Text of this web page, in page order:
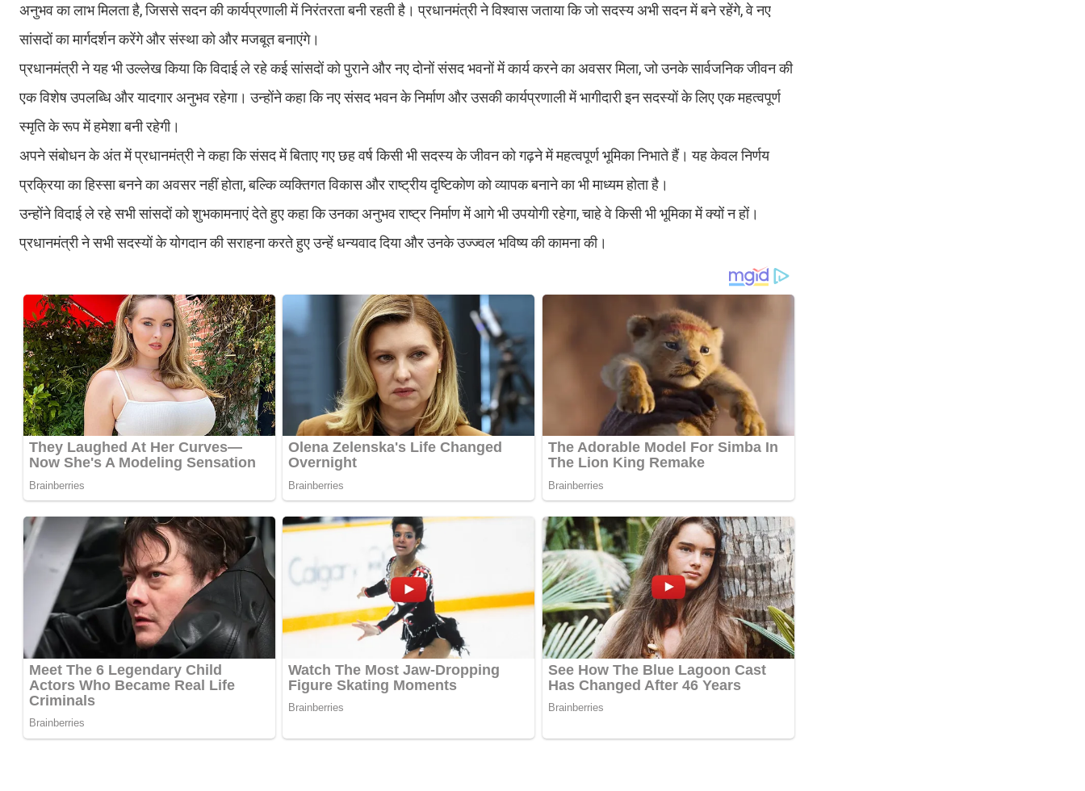
अनुभव का लाभ मिलता है, जिससे सदन की कार्यप्रणाली में निरंतरता बनी रहती है। प्रधानमंत्री ने विश्वास जताया कि जो सदस्य अभी सदन में बने रहेंगे, वे नए
सांसदों का मार्गदर्शन करेंगे और संस्था को और मजबूत बनाएंगे।
प्रधानमंत्री ने यह भी उल्लेख किया कि विदाई ले रहे कई सांसदों को पुराने और नए दोनों संसद भवनों में कार्य करने का अवसर मिला, जो उनके सार्वजनिक जीवन की
एक विशेष उपलब्धि और यादगार अनुभव रहेगा। उन्होंने कहा कि नए संसद भवन के निर्माण और उसकी कार्यप्रणाली में भागीदारी इन सदस्यों के लिए एक महत्वपूर्ण
स्मृति के रूप में हमेशा बनी रहेगी।
अपने संबोधन के अंत में प्रधानमंत्री ने कहा कि संसद में बिताए गए छह वर्ष किसी भी सदस्य के जीवन को गढ़ने में महत्वपूर्ण भूमिका निभाते हैं। यह केवल निर्णय
प्रक्रिया का हिस्सा बनने का अवसर नहीं होता, बल्कि व्यक्तिगत विकास और राष्ट्रीय दृष्टिकोण को व्यापक बनाने का भी माध्यम होता है।
उन्होंने विदाई ले रहे सभी सांसदों को शुभकामनाएं देते हुए कहा कि उनका अनुभव राष्ट्र निर्माण में आगे भी उपयोगी रहेगा, चाहे वे किसी भी भूमिका में क्यों न हों।
प्रधानमंत्री ने सभी सदस्यों के योगदान की सराहना करते हुए उन्हें धन्यवाद दिया और उनके उज्ज्वल भविष्य की कामना की।